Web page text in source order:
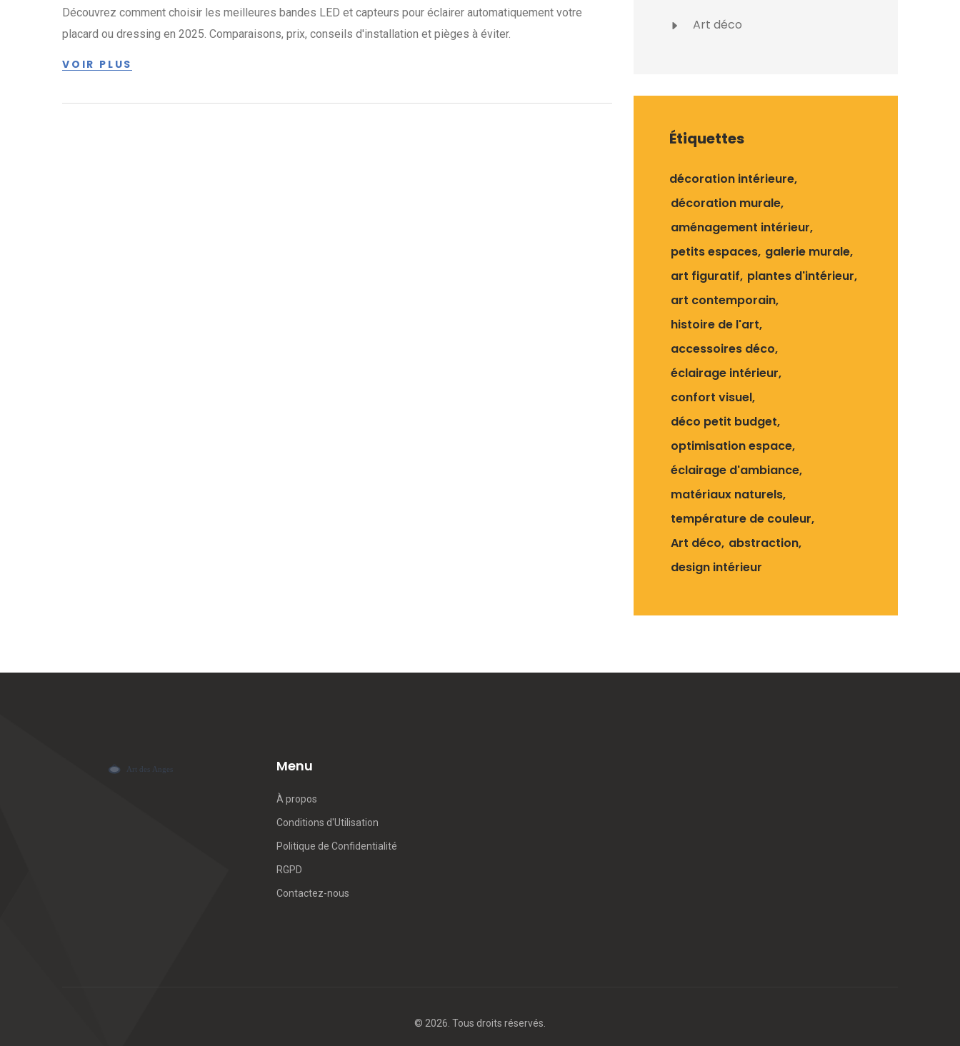
Découvrez comment choisir les meilleures bandes LED et capteurs pour éclairer automatiquement votre
placard ou dressing en 2025. Comparaisons, prix, conseils d'installation et pièges à éviter.
VOIR PLUS
Art déco
Étiquettes
décoration intérieure
décoration murale
aménagement intérieur
petits espaces galerie murale
art figuratif plantes d'intérieur
art contemporain
histoire de l'art
accessoires déco
éclairage intérieur
confort visuel
déco petit budget
optimisation espace
éclairage d'ambiance
matériaux naturels
température de couleur
Art déco abstraction
design intérieur
Menu
À propos
Conditions d'Utilisation
Politique de Confidentialité
RGPD
Contactez-nous
© 2026. Tous droits réservés.